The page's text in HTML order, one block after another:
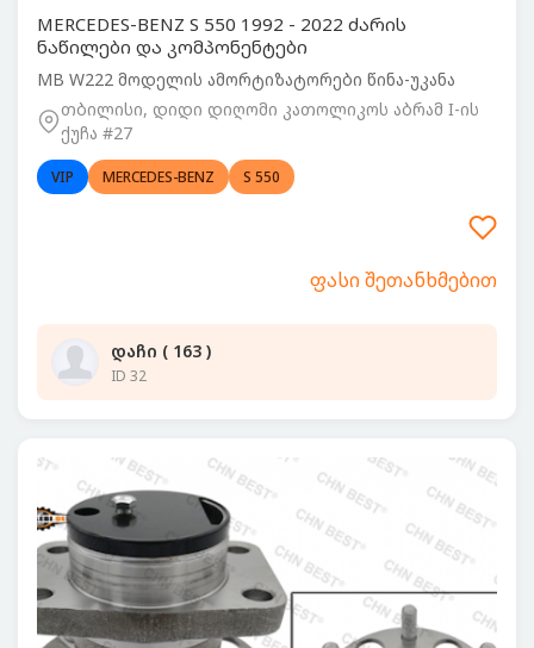
MERCEDES-BENZ S 550 1992 - 2022 ძარის
ნაწილები და კომპონენტები
MB W222 მოდელის ამორტიზატორები წინა-უკანა
თბილისი, დიდი დიღომი კათოლიკოს აბრამ I-ის
ქუჩა #27
VIP MERCEDES-BENZ S 550
ფასი შეთანხმებით
დაჩი ( 163 )
ID 32